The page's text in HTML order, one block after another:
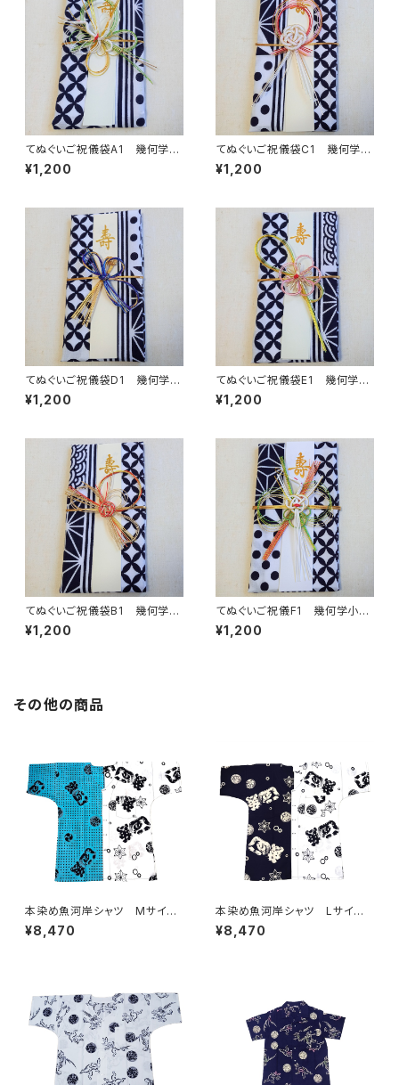
てぬぐいご祝儀袋A1 幾何学小
紋柄 注染 本染め 縁起
柄 伝統柄 結婚式 出産
¥1,200
てぬぐいご祝儀袋C1 幾何学小
紋柄 注染 本染め 縁起
柄 伝統柄 結婚式 出産
¥1,200
てぬぐいご祝儀袋D1 幾何学小
紋柄 注染 本染め 縁起
柄 伝統柄 結婚式 出産
¥1,200
てぬぐいご祝儀袋E1 幾何学小
紋柄 注染 本染め 縁起
柄 伝統柄 結婚式 出産
¥1,200
てぬぐいご祝儀袋B1 幾何学小
紋柄 注染 本染め 縁起
柄 伝統柄 結婚式 出産
¥1,200
てぬぐいご祝儀F1 幾何学小紋
柄 注染 本染め 縁起柄
伝統柄 結婚式 出産祝 入
¥1,200
その他の商品
本染め魚河岸シャツ Mサイ
ズ 認定証付き 木綿晒 日本
製 伝統豆絞り柄×涼麻柄 水
ぬぐいシャツ 濱いちシャツ 焼
津 浜通り 港町
¥8,470
本染め魚河岸シャツ Lサイ
ズ 認定証付き 木綿晒 日本
製 涼麻柄 紺×白 注染そめ
¥8,470